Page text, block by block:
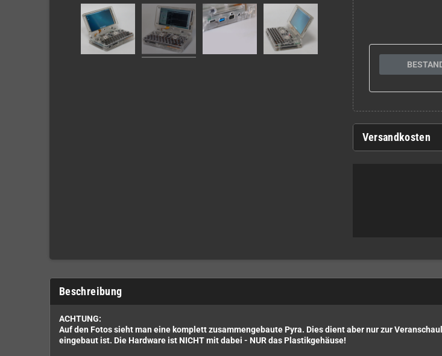
Versandkosten
Beschreibung
ACHTUNG:
Auf den Fotos sieht man eine komplett zusammengebaute Pyra. Dies dient aber nur zur
eingebaut ist. Die Hardware ist NICHT mit dabei - NUR das Plastikgehäuse!